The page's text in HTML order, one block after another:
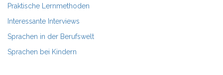
Praktische Lernmethoden
Interessante Interviews
Sprachen in der Berufswelt
Sprachen bei Kindern